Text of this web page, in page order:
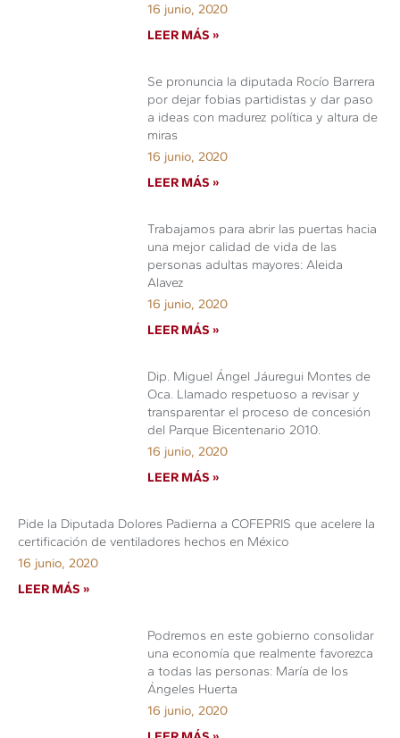
16 junio, 2020
LEER MÁS »
Se pronuncia la diputada Rocío Barrera
por dejar fobias partidistas y dar paso
a ideas con madurez política y altura de
miras
16 junio, 2020
LEER MÁS »
Trabajamos para abrir las puertas hacia
una mejor calidad de vida de las
personas adultas mayores: Aleida
Alavez
16 junio, 2020
LEER MÁS »
Dip. Miguel Ángel Jáuregui Montes de
Oca. Llamado respetuoso a revisar y
transparentar el proceso de concesión
del Parque Bicentenario 2010.
16 junio, 2020
LEER MÁS »
Pide la Diputada Dolores Padierna a COFEPRIS que acelere la
certificación de ventiladores hechos en México
16 junio, 2020
LEER MÁS »
Podremos en este gobierno consolidar
una economía que realmente favorezca
a todas las personas: María de los
Ángeles Huerta
16 junio, 2020